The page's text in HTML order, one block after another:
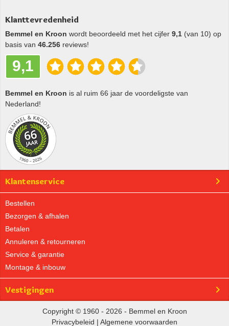
Klanttevredenheid
Bemmel en Kroon wordt beoordeeld met het cijfer 9,1 (van 10) op
basis van 46.256 reviews!
9,1
Bemmel en Kroon is al ruim 66 jaar de voordeligste van
Nederland!
Klantenservice
Bestellen
Bezorgen & afhalen
Betalen
Annuleren & retourneren
Service & garantie
Montage & inbouw
Vestigingen
Copyright © 1960 - 2026 - Bemmel en Kroon
Privacybeleid | Algemene voorwaarden